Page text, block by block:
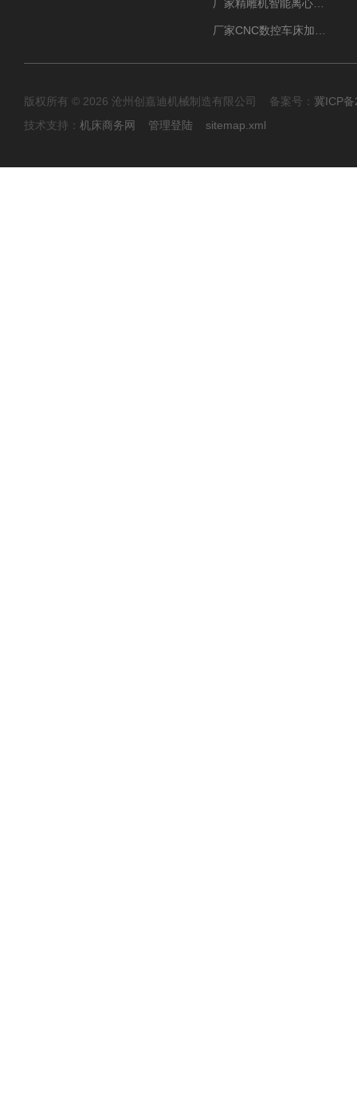
版权所有 © 2026 沧州创嘉迪机械制造有限公司 备案号： 冀ICP
技术支持： 机床商务网 管理登陆 sitemap.xml